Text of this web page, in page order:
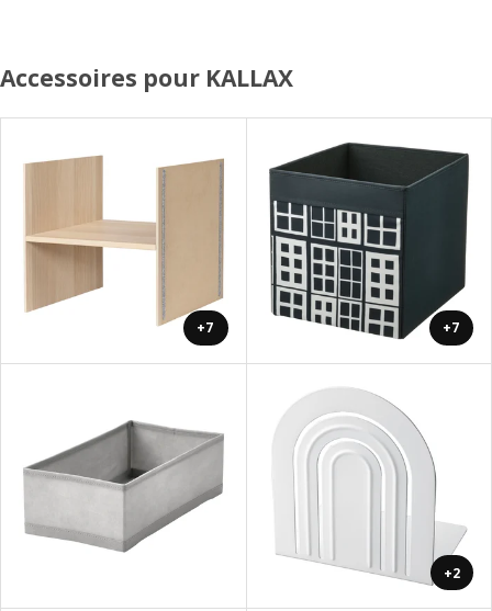
Accessoires pour KALLAX
+7 +7
+2